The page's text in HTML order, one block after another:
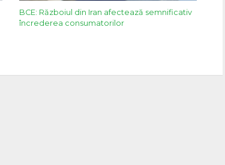
BCE: Războiul din Iran afectează semnificativ
încrederea consumatorilor